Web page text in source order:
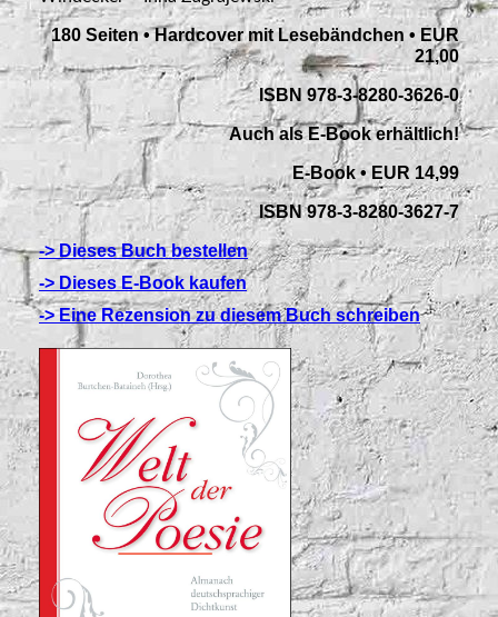
180 Seiten • Hardcover mit Lesebändchen • EUR
21,00
ISBN 978-3-8280-3626-0
Auch als E-Book erhältlich!
E-Book • EUR 14,99
ISBN 978-3-8280-3627-7
-> Dieses Buch bestellen
-> Dieses E-Book kaufen
-> Eine Rezension zu diesem Buch schreiben